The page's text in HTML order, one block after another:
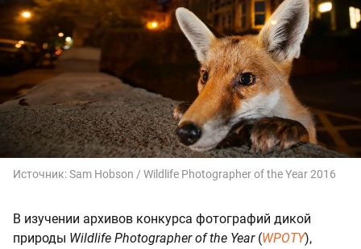
Источник:Sam Hobson / Wildlife Photographer of the Year 2016
В изучении архивов конкурса фотографий дикой
природы Wildlife Photographer of the Year(WPOTY),